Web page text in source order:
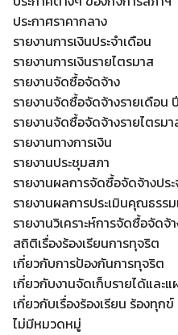
ประกาศราคากลาง
รายงานการเงินประจำเดือน
รายงานการเงินรายไตรมาส
รายงานจัดซื้อจัดจ้าง
รายงานจัดซื้อจัดจ้างรายเดือน
รายงานจัดซื้อจัดจ้างรายไตรมา
รายงานทางการเงิน
รายงานประชุมสภา
รายงานผลการจัดซื้อจัดจ้างประ
รายงานผลการประเมินคุณธรรม
รายงานวิเคราะห์การจัดซื้อจัดจ้
สถิติเรื่องร้องเรียนการทุจริต
เกี่ยวกับการป้องกันการทุจริต
เกี่ยวกับงานจัดเก็บรายได้และ
เกี่ยวกับเรื่องร้องเรียน ร้องทุกข์
ไม่มีหมวดหมู่